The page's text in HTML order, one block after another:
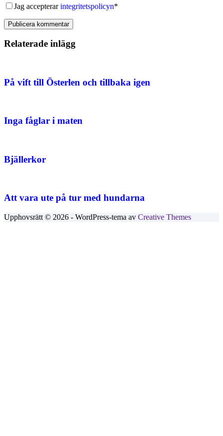
Jag accepterarintegritetspolicyn*
Publicera kommentar
Relaterade inlägg
På vift till Österlen och tillbaka igen
Inga fåglar i maten
Bjällerkor
Att vara ute på tur med hundarna
Upphovsrätt © 2026 - WordPress-tema av Creative Themes